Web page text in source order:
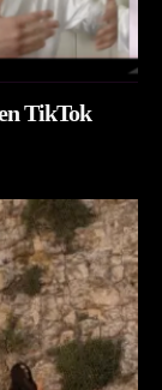
TikTok